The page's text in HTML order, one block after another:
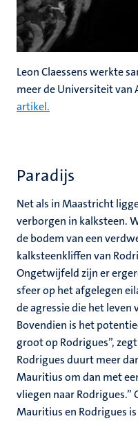
Leon Claessens werkte
meer de Universiteit van
artikel.
Paradijs
Net als in Maastricht
verborgen in kalksteen.
de bodem van een
kalksteenkliffen van
Ongetwijfeld zijn er
sfeer op het afgelegen
de agressie die het
Bovendien is het
groot op Rodrigues”,
Rodrigues duurt meer
Mauritius om dan met
vliegen naar Rodrigues.”
Mauritius en Rodrigues